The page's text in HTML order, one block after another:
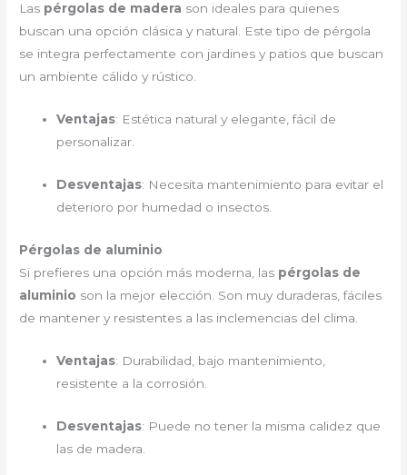
Las pérgolas de madera son ideales para quienes
buscan una opción clásica y natural. Este tipo de pérgola
se integra perfectamente con jardines y patios que buscan
un ambiente cálido y rústico.
Ventajas: Estética natural y elegante, fácil de
personalizar.
Desventajas: Necesita mantenimiento para evitar el
deterioro por humedad o insectos.
Pérgolas de aluminio
Si prefieres una opción más moderna, las pérgolas de
aluminio son la mejor elección. Son muy duraderas, fáciles
de mantener y resistentes a las inclemencias del clima.
Ventajas: Durabilidad, bajo mantenimiento,
resistente a la corrosión.
Desventajas: Puede no tener la misma calidez que
las de madera.